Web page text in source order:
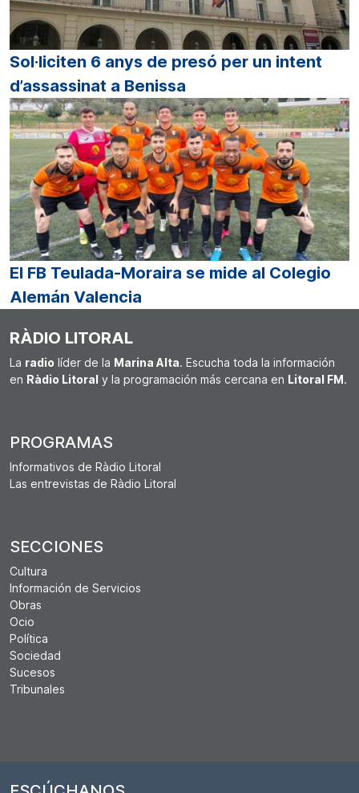
Sol·liciten 6 anys de presó per un intent
d’assassinat a Benissa
El FB Teulada-Moraira se mide al Colegio
Alemán Valencia
RÀDIO LITORAL
La radio líder de la Marina Alta. Escucha toda la información
en Ràdio Litoral y la programación más cercana en Litoral FM.
PROGRAMAS
Informativos de Ràdio Litoral
Las entrevistas de Ràdio Litoral
SECCIONES
Cultura
Información de Servicios
Obras
Ocio
Política
Sociedad
Sucesos
Tribunales